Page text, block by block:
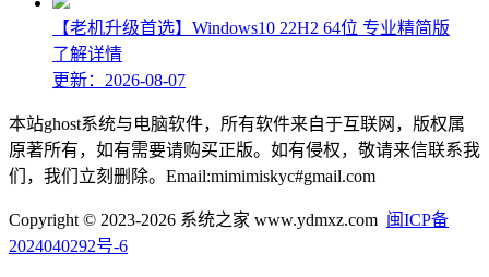
【老机升级首选】Windows10 22H2 64位 专业精简版
了解详情
更新：2026-08-07
本站ghost系统与电脑软件，所有软件来自于互联网，版权属
原著所有，如有需要请购买正版。如有侵权，敬请来信联系我
们，我们立刻删除。Email:mimimiskyc#gmail.com
Copyright © 2023-2026 系统之家 www.ydmxz.com 闽ICP备
2024040292号-6